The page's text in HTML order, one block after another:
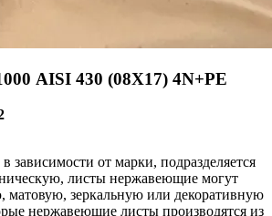
AISI 430 (08Х17) 4N+PE
зависимости от марки, подразделяется
листы нержавеющие могут
зеркальную или декоративную
нержавеющие листы производятся из